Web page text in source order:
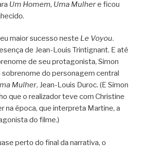
Um Homem, Uma Mulhere ficou
maior sucesso neste Le Voyou.
de Jean-Louis Trintignant. E até
de seu protagonista, Simon
sobrenome do personagem central
Mulher, Jean-Louis Duroc. (E Simon
que o realizador teve com Christine
na época, que interpreta Martine, a
do filme.)
perto do final da narrativa, o